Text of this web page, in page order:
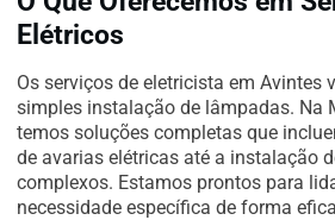
Elétricos
Os serviços de eletricista em Avintes
simples instalação de lâmpadas. Na
temos soluções completas que
de avarias elétricas até a instalação
complexos. Estamos prontos para
necessidade específica de forma